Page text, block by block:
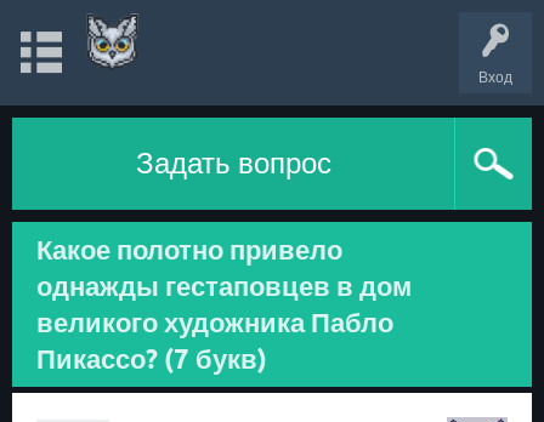
Вход
Задать вопрос
Какое полотно привело
однажды гестаповцев в дом
великого художника Пабло
Пикассо? (7 букв)